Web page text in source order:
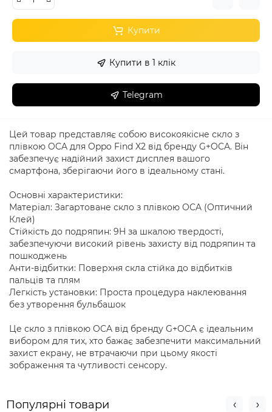
Купити
Купити в 1 клік
Telegram
Цей товар представляє собою високоякісне скло з
плівкою OCA для Oppo Find X2 від бренду G+OCA. Він
забезпечує надійний захист дисплея вашого
смартфона, зберігаючи його в ідеальному стані.
Основні характеристики:
Матеріал: Загартоване скло з плівкою OCA (Оптичний
Клей)
Стійкість до подряпин: 9H за шкалою твердості,
забезпечуючи високий рівень захисту від подряпин та
пошкоджень
Анти-відбитки: Поверхня скла стійка до відбитків
пальців та плям
Легкість установки: Проста процедура наклеювання
без утворення бульбашок
Це скло з плівкою OCA від бренду G+OCA є ідеальним
вибором для тих, хто бажає забезпечити максимальний
захист екрану, не втрачаючи при цьому якості
зображення та чутливості сенсору.
Популярні товари